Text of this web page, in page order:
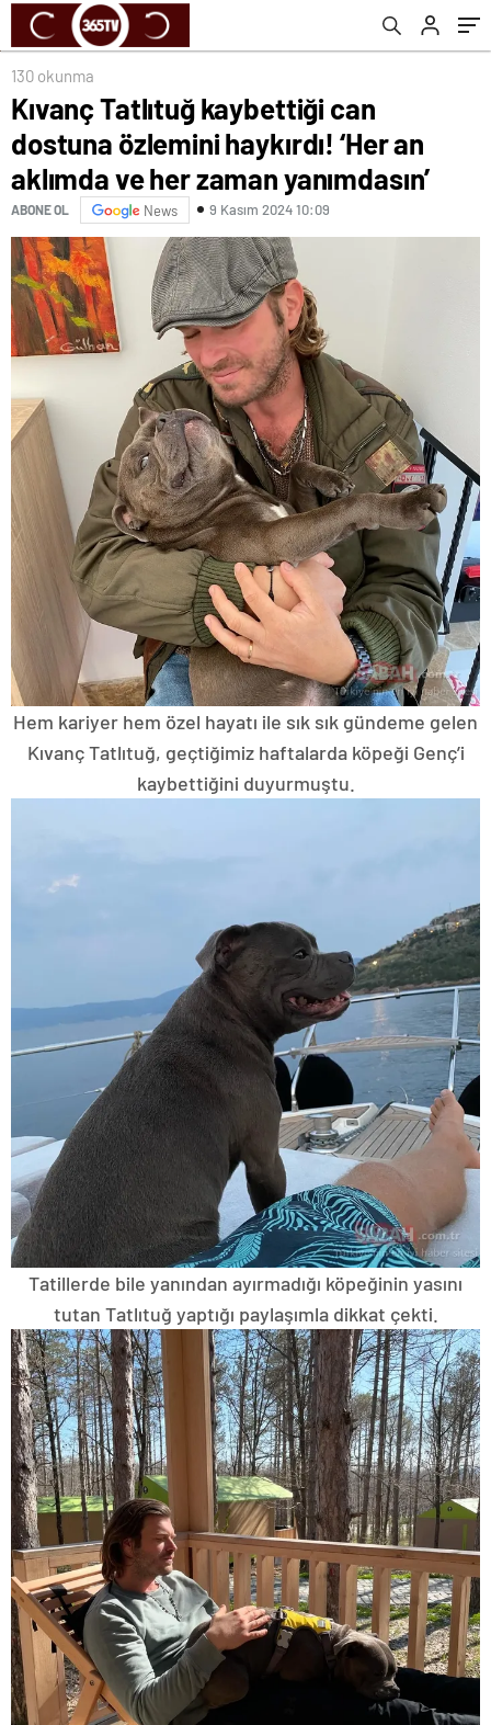
zaman yanımdasın’
130 okunma
Kıvanç Tatlıtuğ kaybettiği can
dostuna özlemini haykırdı! ‘Her an
aklımda ve her zaman yanımdasın’
ABONE OL News 9 Kasım 2024 10:09
Hem kariyer hem özel hayatı ile sık sık gündeme gelen
Kıvanç Tatlıtuğ, geçtiğimiz haftalarda köpeği Genç’i
kaybettiğini duyurmuştu.
Tatillerde bile yanından ayırmadığı köpeğinin yasını
tutan Tatlıtuğ yaptığı paylaşımla dikkat çekti.